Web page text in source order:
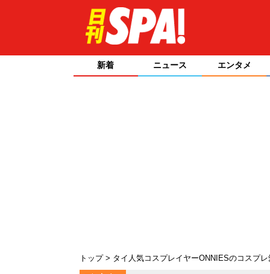
新着 ニュース エンタメ
トップ タイ人気コスプレイヤーONNIESのコスプ